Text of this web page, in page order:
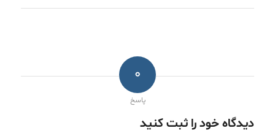
0
پاسخ
دیدگاه خود را ثبت کنید